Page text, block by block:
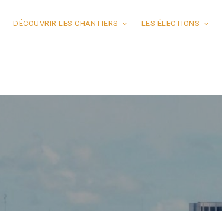
DÉCOUVRIR LES CHANTIERS LES ÉLECTIONS